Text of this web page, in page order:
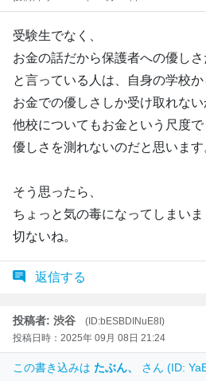
受験生でなく、
お金の話だから保護者への優しさ
と言っている人は、自身の学校か
お金での優しさしか受け取れない
他校についてもお金という尺度で
優しさを測れないのだと思います
そう思ったら、
ちょっと気の毒になってしまいま
切ないね。
返信する
投稿者: 渋谷
(ID:bESBDINuE8I)
投稿日時：2025年 09月 08日 21:24
この書き込みは たぶん、 さん (ID: